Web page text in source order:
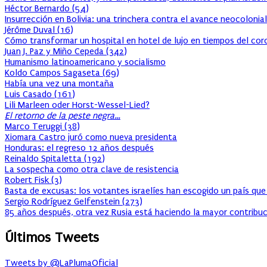
Héctor Bernardo (54)
Insurrección en Bolivia: una trinchera contra el avance neocolonial
Jérôme Duval (16)
Cómo transformar un hospital en hotel de lujo en tiempos del
Juan J. Paz y Miño Cepeda (342)
Humanismo latinoamericano y socialismo
Koldo Campos Sagaseta (69)
Había una vez una montaña
Luis Casado (161)
Lili Marleen oder Horst-Wessel-Lied?
El retorno de la peste negra…
Marco Teruggi (38)
Xiomara Castro juró como nueva presidenta
Honduras: el regreso 12 años después
Reinaldo Spitaletta (192)
La sospecha como otra clave de resistencia
Robert Fisk (3)
Basta de excusas: los votantes israelíes han escogido un país
Sergio Rodríguez Gelfenstein (273)
85 años después, otra vez Rusia está haciendo la mayor
Últimos Tweets
Tweets by @LaPlumaOficial